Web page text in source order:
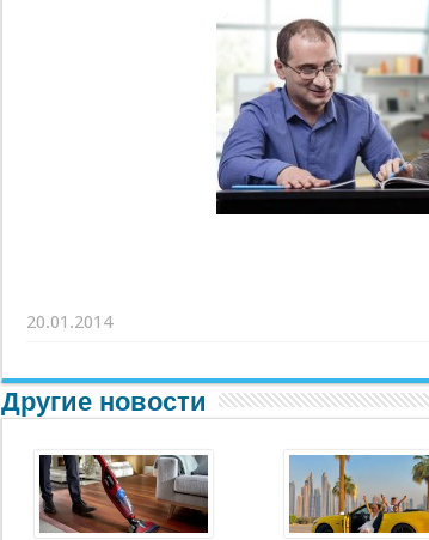
20.01.2014
Другие новости